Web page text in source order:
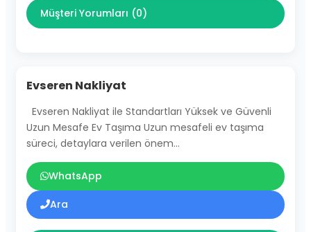
Müşteri Yorumları (0)
Evseren Nakliyat
Evseren Nakliyat ile Standartları Yüksek ve Güvenli
Uzun Mesafe Ev Taşıma Uzun mesafeli ev taşıma
süreci, detaylara verilen önem…
WhatsApp
Ara